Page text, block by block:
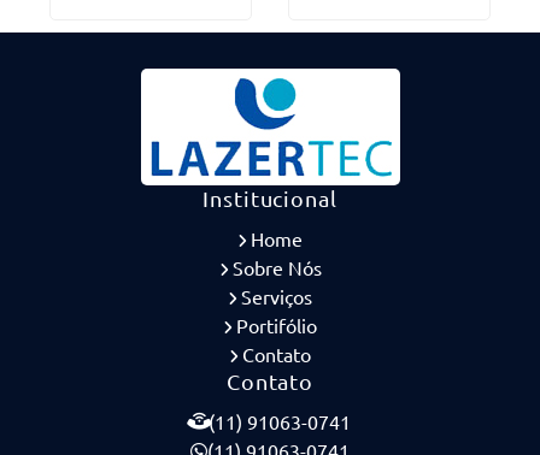
Institucional
Home
Sobre Nós
Serviços
Portifólio
Contato
Contato
(11) 91063-0741
(11) 91063-0741